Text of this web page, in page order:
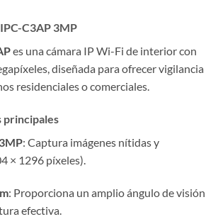
C3AP 3MP
es una cámara IP Wi-Fi de interior con
diseñada para ofrecer vigilancia
residenciales o comerciales.
principales
: Captura imágenes nítidas y
× 1296 píxeles).
: Proporciona un amplio ángulo de visión
efectiva.